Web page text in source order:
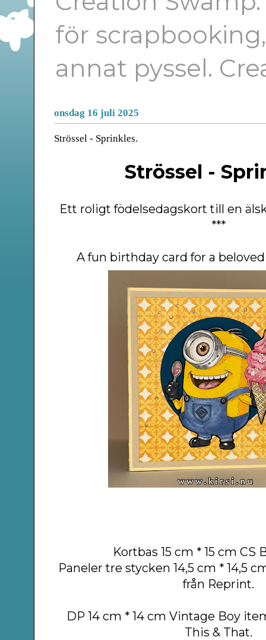
för
annat pyssel.
onsdag 16 juli 2025
Strössel - Sprinkles.
Strössel -
Ett roligt födelsedagskort till en
***
A fun birthday card for a
Kortbas 15 cm * 15 cm
Paneler tre stycken 14,5 cm * 14,5
från Reprint.
DP 14 cm * 14 cm Vintage Boy
This & That.